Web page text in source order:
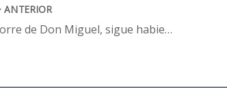
ANTERIOR
Torre de Don Miguel, sigue habiendo bárbaros entre los vecinos de todos los pueblos